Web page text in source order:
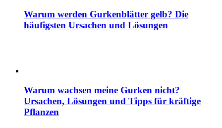
Warum werden Gurkenblätter gelb? Die
häufigsten Ursachen und Lösungen
Warum wachsen meine Gurken nicht?
Ursachen, Lösungen und Tipps für kräftige
Pflanzen